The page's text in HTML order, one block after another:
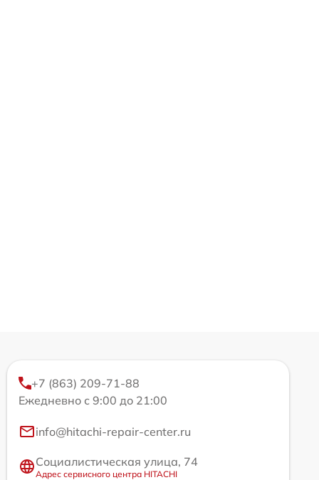
+7 (863) 209-71-88
Ежедневно с 9:00 до 21:00
info@hitachi-repair-center.ru
Социалистическая улица, 74
Адрес сервисного центра HITACHI